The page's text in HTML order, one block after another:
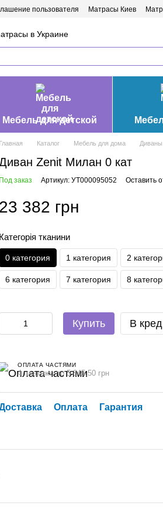
пользователя Матрасы Киев
в Украине
Мебель для детской
Главная Каталог Мебель для дома Диваны
Zenit Милан 0 кат
Под заказ Артикул: УТ000095052 Оставить
23 382 грн
Категорія тканини
0 категория 1 категория 2
6 категория 7 категория 8
Купить В
ОПЛАТА ЧАСТЯМИ
4 платежа по 5 845.50 грн
Оплата Гарантия